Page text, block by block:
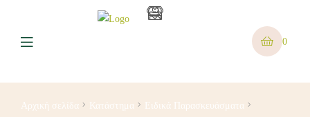
0
Αρχική σελίδα Κατάστημα
Ειδικά Παρασκευάσματα